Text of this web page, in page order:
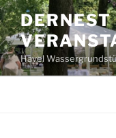
Zum
Inhalt
springen
Havel